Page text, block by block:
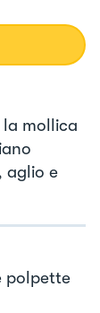
mollica
aglio e
polpette